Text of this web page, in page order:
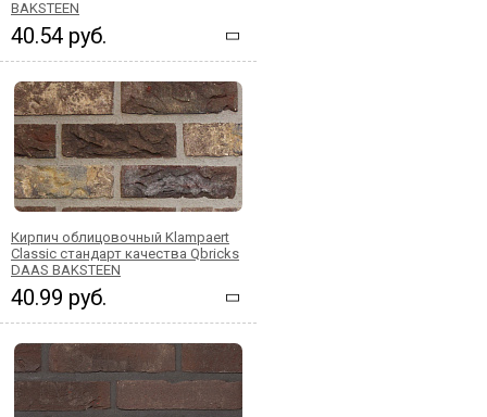
BAKSTEEN
40.54 руб.
Кирпич облицовочный Klampaert
Classic стандарт качества Qbricks
DAAS BAKSTEEN
40.99 руб.